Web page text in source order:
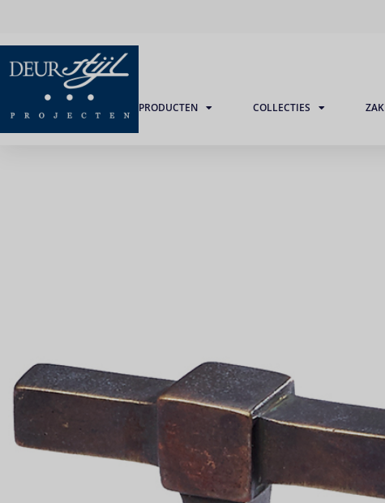
PRODUCTEN COLLECTIES